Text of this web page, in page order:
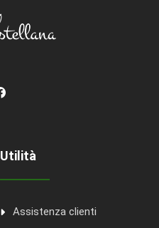
Utilità
Assistenza clienti